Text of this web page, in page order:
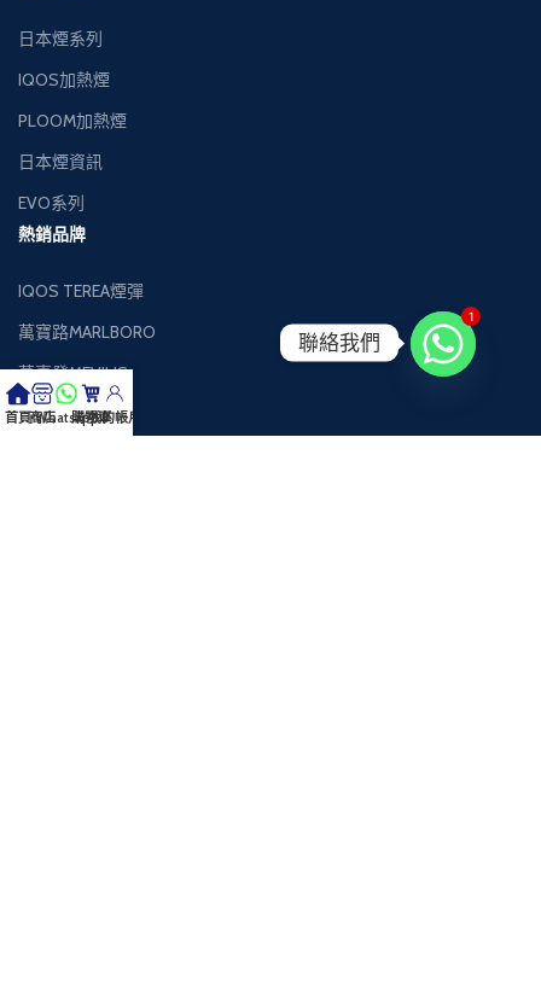
日本煙系列
IQOS加熱煙
PLOOM加熱煙
日本煙資訊
EVO系列
熱銷品牌
IQOS TEREA煙彈
萬寶路MARLBORO
萬事發MEVIUS
健牌KENT
首頁商店
Whatsapp
購物車我的帳戶
1
聯絡我們